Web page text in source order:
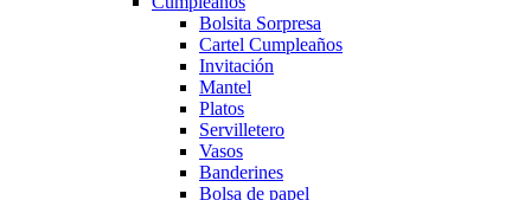
Bolsita Sorpresa
Cartel Cumpleaños
Invitación
Mantel
Platos
Servilletero
Vasos
Banderines
Bolsa de papel